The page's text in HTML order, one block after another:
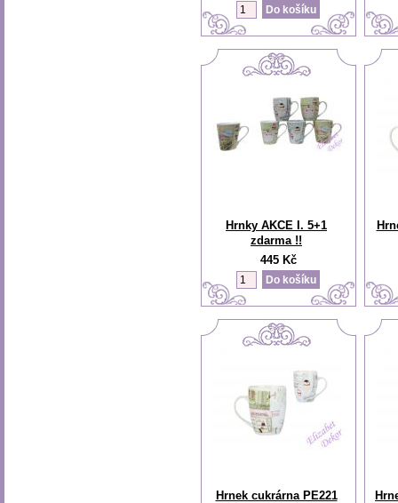
Hrnky AKCE I. 5+1
zdarma !!
445 Kč
Hrnek cukrárna PE221